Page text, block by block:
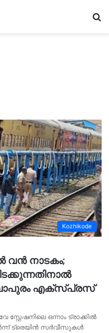
Kozhikode
വൻ നാടകം;
എക്സ്പ്രസ്
ഒന്നാം ട്രാക്കിൽ
ട്രെയിൻ സർവീസുകൾ